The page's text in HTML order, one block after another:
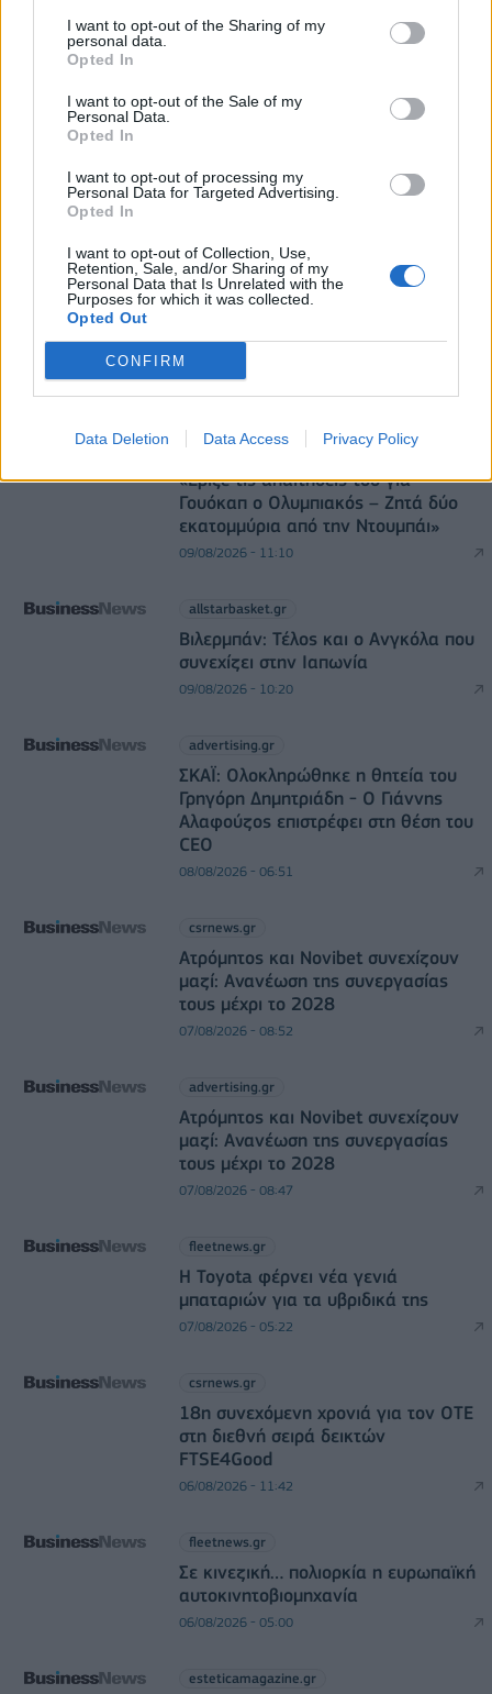
I want to opt-out of the Sharing of my
personal data.
Opted In
I want to opt-out of the Sale of my
Personal Data.
Opted In
I want to opt-out of processing my
Personal Data for Targeted Advertising.
Opted In
I want to opt-out of Collection, Use,
Retention, Sale, and/or Sharing of my
Personal Data that Is Unrelated with the
Purposes for which it was collected.
Opted Out
CONFIRM
Data Deletion Data Access Privacy Policy
Υπ. Μεταφορών: Οριστική λύση στο ζήτημα των
πινακίδων κυκλοφορίας - Τέλος στις χρονοβόρες
διαδικασίες
09/08/2026 - 11:18 ΕΛΛΑΔΑ
Από τη Δυτική Αττική στη Νότια Γαλλία : Οι
τα πύρινα μέτωπα
09/08/2026 - 12:08
DIRECTION BUSINESS NETWORK
allstarbasket.gr
«Έριξε τις απαιτήσεις του για
Γουόκαπ ο Ολυμπιακός – Ζητά δύο
εκατομμύρια από την Ντουμπάι»
09/08/2026 - 11:10
allstarbasket.gr
Βιλερμπάν: Τέλος και ο Ανγκόλα που
συνεχίζει στην Ιαπωνία
09/08/2026 - 10:20
advertising.gr
ΣΚΑΪ: Ολοκληρώθηκε η θητεία του
Γρηγόρη Δημητριάδη - Ο Γιάννης
Αλαφούζος επιστρέφει στη θέση του
CEO
08/08/2026 - 06:51
csrnews.gr
Ατρόμητος και Novibet συνεχίζουν
μαζί: Ανανέωση της συνεργασίας
τους μέχρι το 2028
07/08/2026 - 08:52
advertising.gr
Ατρόμητος και Novibet συνεχίζουν
μαζί: Ανανέωση της συνεργασίας
τους μέχρι το 2028
07/08/2026 - 08:47
fleetnews.gr
Η Toyota φέρνει νέα γενιά
μπαταριών για τα υβριδικά της
07/08/2026 - 05:22
csrnews.gr
18η συνεχόμενη χρονιά για τον ΟΤΕ
στη διεθνή σειρά δεικτών
FTSE4Good
06/08/2026 - 11:42
fleetnews.gr
Σε κινεζική… πολιορκία η ευρωπαϊκή
αυτοκινητοβιομηχανία
06/08/2026 - 05:00
esteticamagazine.gr